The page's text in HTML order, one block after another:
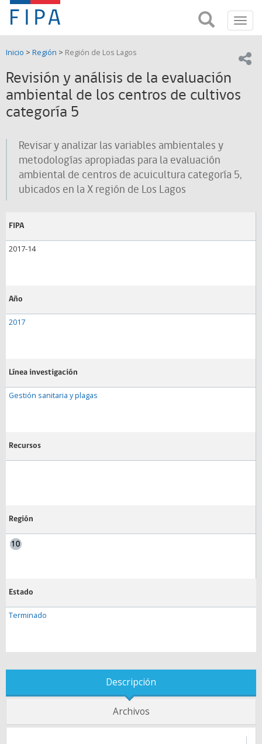
Fondo
de
Investigación
Pesquera
y
Acuicultura
(FIPA)-
SUBPESCA
FIPA;
Fondo
Investigación
y
de
Acuicultira
Inicio > Región > Región de Los Lagos
Revisión y análisis de la evaluación
ambiental de los centros de cultivos
categoría 5
Revisar y analizar las variables ambientales y
metodologías apropiadas para la evaluación
ambiental de centros de acuicultura categoría 5,
ubicados en la X región de Los Lagos
FIPA
2017-14
Año
2017
Línea investigación
Gestión sanitaria y plagas
Recursos
Región
Estado
Terminado
Descripción
Archivos